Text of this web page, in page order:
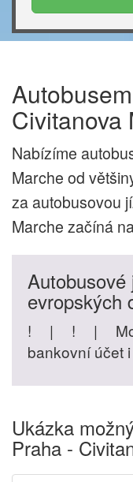
Civitanova
Nabízíme
Marche od
za autobusovou
Marche začíná
evropských
! | ! |
bankovní účet
Ukázka
Praha -